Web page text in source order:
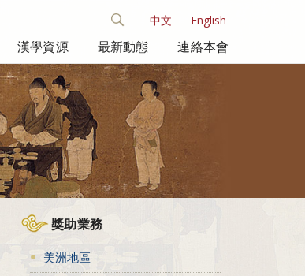
中文 English
漢學資源 最新動態 連絡本會
獎助業務
美洲地區